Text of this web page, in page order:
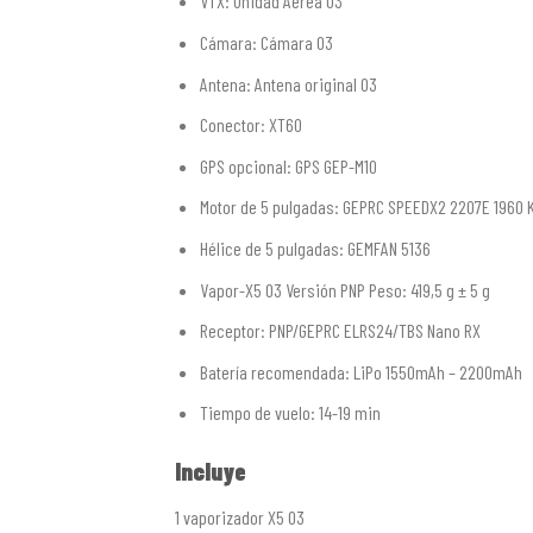
Cámara: Cámara O3
Antena: Antena original O3
Conector: XT60
GPS opcional: GPS GEP-M10
Motor de 5 pulgadas: GEPRC SPEEDX2 2207E 1960
Hélice de 5 pulgadas: GEMFAN 5136
Vapor-X5 O3 Versión PNP Peso: 419,5 g ± 5 g
Receptor: PNP/GEPRC ELRS24/TBS Nano RX
Batería recomendada: LiPo 1550mAh – 2200mAh
Tiempo de vuelo: 14-19 min
Incluye
1 vaporizador X5 O3